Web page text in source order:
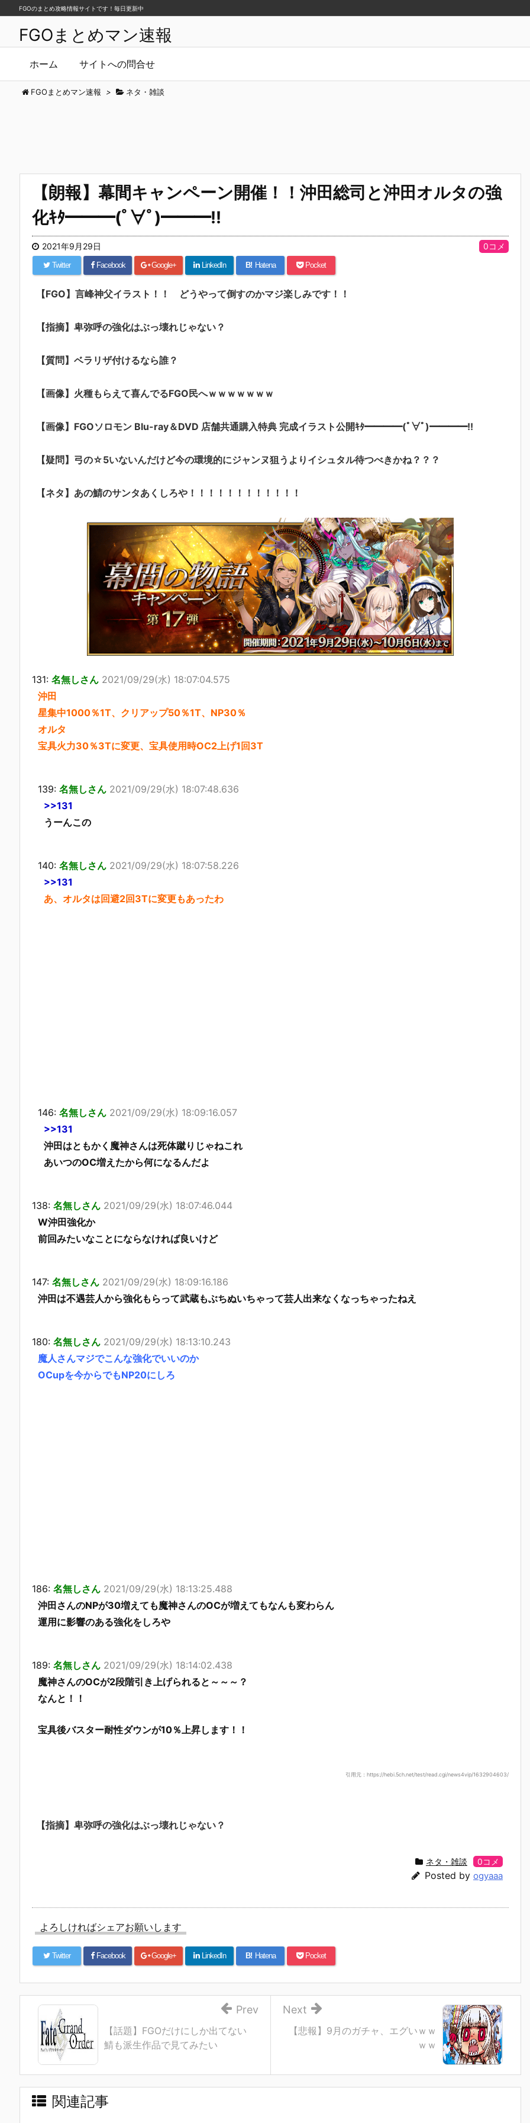
FGOまとめマン速報
ホーム サイトへの問合せ
FGOのまとめ攻略情報サイトです！毎日更新中
FGOまとめマン速報 > ネタ・雑談
【朗報】幕間キャンペーン開催！！沖田総司と沖田オルタの強
化ｷﾀ━━━(ﾟ∀ﾟ)━━━!!
2021年9月29日 0コメ
Twitter Facebook Google+ LinkedIn B! Hatena Pocket
【FGO】言峰神父イラスト！！ どうやって倒すのかマジ楽しみです！！
【指摘】卑弥呼の強化はぶっ壊れじゃない？
【質問】ベラリザ付けるなら誰？
【画像】火種もらえて喜んでるFGO民へｗｗｗｗｗｗｗ
【画像】FGOソロモン Blu-ray＆DVD 店舗共通購入特典 完成イラスト公開ｷﾀ━━━━(ﾟ∀ﾟ)━━━━!!
【疑問】弓の☆5いないんだけど今の環境的にジャンヌ狙うよりイシュタル待つべきかね？？？
【ネタ】あの鯖のサンタあくしろや！！！！！！！！！！！！
131: 名無しさん 2021/09/29(水) 18:07:04.575
沖田
星集中1000％1T、クリアップ50％1T、NP30％
オルタ
宝具火力30％3Tに変更、宝具使用時OC2上げ1回3T
139: 名無しさん 2021/09/29(水) 18:07:48.636
>>131
うーんこの
140: 名無しさん 2021/09/29(水) 18:07:58.226
>>131
あ、オルタは回避2回3Tに変更もあったわ
146: 名無しさん 2021/09/29(水) 18:09:16.057
>>131
沖田はともかく魔神さんは死体蹴りじゃねこれ
あいつのOC増えたから何になるんだよ
138: 名無しさん 2021/09/29(水) 18:07:46.044
W沖田強化か
前回みたいなことにならなければ良いけど
147: 名無しさん 2021/09/29(水) 18:09:16.186
沖田は不遇芸人から強化もらって武蔵もぶちぬいちゃって芸人出来なくなっちゃったねえ
180: 名無しさん 2021/09/29(水) 18:13:10.243
魔人さんマジでこんな強化でいいのか
OCupを今からでもNP20にしろ
186: 名無しさん 2021/09/29(水) 18:13:25.488
沖田さんのNPが30増えても魔神さんのOCが増えてもなんも変わらん
運用に影響のある強化をしろや
189: 名無しさん 2021/09/29(水) 18:14:02.438
魔神さんのOCが2段階引き上げられると～～～？
なんと！！
宝具後バスター耐性ダウンが10％上昇します！！
引用元：https://hebi.5ch.net/test/read.cgi/news4vip/1632904603/
【指摘】卑弥呼の強化はぶっ壊れじゃない？
ネタ・雑談 0コメ
Posted by ogyaaa
よろしければシェアお願いします
Twitter Facebook Google+ LinkedIn B! Hatena Pocket
【悲報】9月のガチャ、エグいｗｗ
ｗｗ
Next
【話題】FGOだけにしか出てない
鯖も派生作品で見てみたい
Prev
関連記事